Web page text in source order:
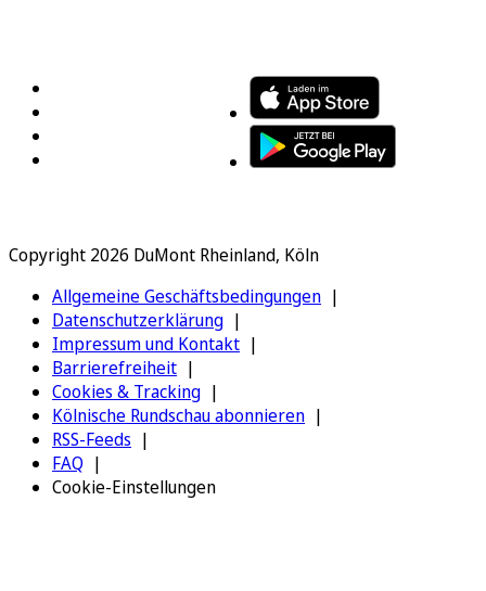
Copyright 2026 DuMont Rheinland, Köln
Allgemeine Geschäftsbedingungen
Datenschutzerklärung
Impressum und Kontakt
Barrierefreiheit
Cookies & Tracking
Kölnische Rundschau abonnieren
RSS-Feeds
FAQ
Cookie-Einstellungen